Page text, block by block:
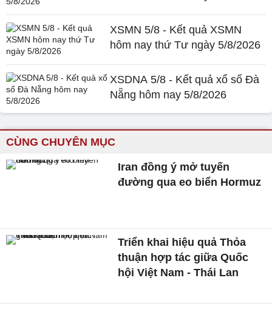
XSMN 5/8 - Kết quả XSMN
hôm nay thứ Tư ngày 5/8/2026
XSDNA 5/8 - Kết quả xổ số Đà
Nẵng hôm nay 5/8/2026
CÙNG CHUYÊN MỤC
Iran đồng ý mở tuyến
đường qua eo biển Hormuz
Triển khai hiệu quả Thỏa
thuận hợp tác giữa Quốc
hội Việt Nam - Thái Lan